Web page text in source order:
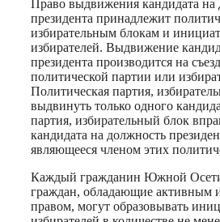
Право выдвижения кандидата на
президента принадлежит
избирательным блокам и
избирателей. Выдвижение
президента производится на
политической партии или
Политическая партия,
выдвинуть только одного
партия, избирательный блок
кандидата на должность
являющееся членом этих
Каждый гражданин Южной
граждан, обладающие активным
правом, могут образовывать